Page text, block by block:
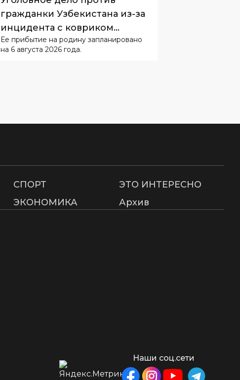
гражданки Узбекистана из-за
инцидента с ковриком
возбуждать не будут
Ее прибытие на родину запланировано
на 6 августа 2026 года.
СПОРТ
ЭТО ИНТЕРЕСНО
ЭКОНОМИКА Архив
Наши соц.сети